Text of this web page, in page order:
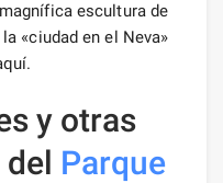
escultura de
«ciudad en el Neva»
y otras
Parque